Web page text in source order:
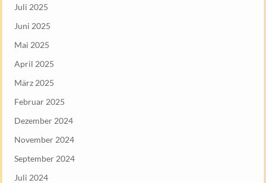
Juli 2025
Juni 2025
Mai 2025
April 2025
März 2025
Februar 2025
Dezember 2024
November 2024
September 2024
Juli 2024